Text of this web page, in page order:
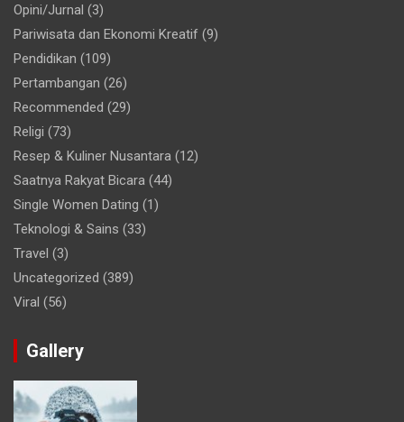
Opini/Jurnal (3)
Pariwisata dan Ekonomi Kreatif (9)
Pendidikan (109)
Pertambangan (26)
Recommended (29)
Religi (73)
Resep & Kuliner Nusantara (12)
Saatnya Rakyat Bicara (44)
Single Women Dating (1)
Teknologi & Sains (33)
Travel (3)
Uncategorized (389)
Viral (56)
Gallery